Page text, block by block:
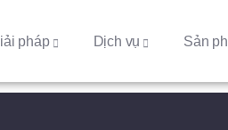
pháp Dịch vụ Sản